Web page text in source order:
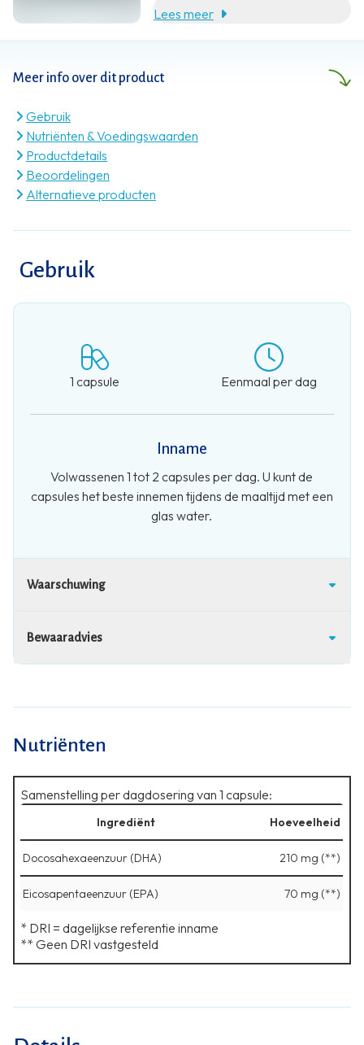
Meer info over dit product
Gebruik
Nutriënten & Voedingswaarden
Productdetails
Beoordelingen
Alternatieve producten
Gebruik
1 capsule Eenmaal per dag
Inname
Volwassenen 1 tot 2 capsules per dag. U kunt de
capsules het beste innemen tijdens de maaltijd met een
glas water.
Waarschuwing
Bewaaradvies
Nutriënten
Samenstelling per dagdosering van 1 capsule:
Ingrediënt Hoeveelheid
Docosahexaeenzuur (DHA) 210 mg (**)
Eicosapentaeenzuur (EPA) 70 mg (**)
* DRI = dagelijkse referentie inname
** Geen DRI vastgesteld
onderbouwing, specialistische
Lees meer